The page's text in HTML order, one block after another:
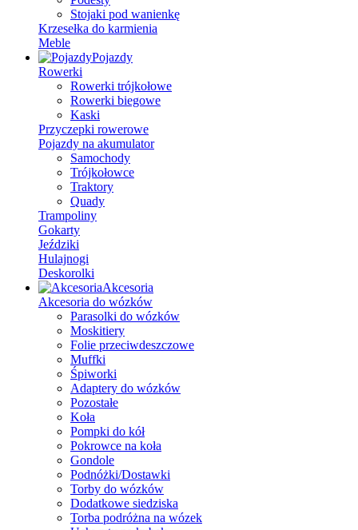
Stojaki pod wanienkę
Krzesełka do karmienia
Meble
Pojazdy
Rowerki
Rowerki trójkołowe
Rowerki biegowe
Kaski
Przyczepki rowerowe
Pojazdy na akumulator
Samochody
Trójkołowce
Traktory
Quady
Trampoliny
Gokarty
Jeździki
Hulajnogi
Deskorolki
Akcesoria
Akcesoria do wózków
Parasolki do wózków
Moskitiery
Folie przeciwdeszczowe
Muffki
Śpiworki
Adaptery do wózków
Pozostałe
Koła
Pompki do kół
Pokrowce na koła
Gondole
Podnóżki/Dostawki
Torby do wózków
Dodatkowe siedziska
Torba podróżna na wózek